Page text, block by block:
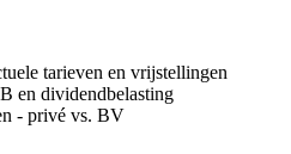
tarieven en vrijstellingen
en dividendbelasting
- privé vs. BV